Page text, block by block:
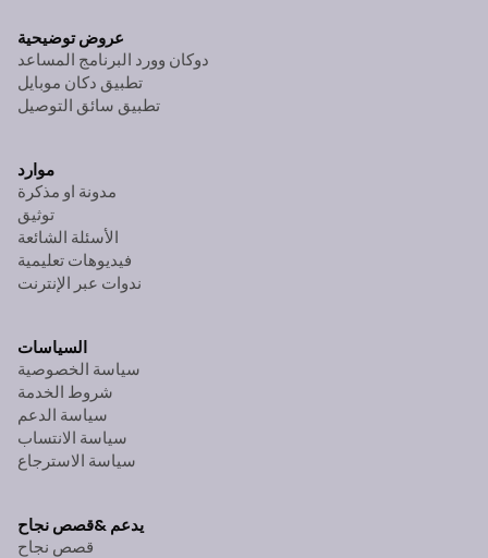
عروض توضيحية
دوكان وورد البرنامج المساعد
تطبيق دكان موبايل
تطبيق سائق التوصيل
موارد
مدونة او مذكرة
توثيق
الأسئلة الشائعة
فيديوهات تعليمية
ندوات عبر الإنترنت
السياسات
سياسة الخصوصية
شروط الخدمة
سياسة الدعم
سياسة الانتساب
سياسة الاسترجاع
يدعم &قصص نجاح
قصص نجاح